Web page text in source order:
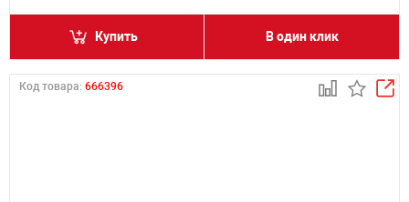
Купить В один клик
Код товара: 666396